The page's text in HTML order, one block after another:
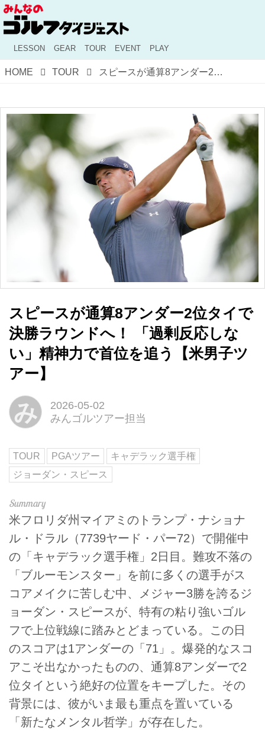
LESSON GEAR TOUR EVENT PLAY
HOME TOUR スピースが通算8アンダー2位タイで決勝ラウンドへ！ 「過剰反応しない」精神力で首位を追う【米男子ツアー】
スピースが通算8アンダー2位タイで
決勝ラウンドへ！ 「過剰反応しな
い」精神力で首位を追う【米男子ツ
アー】
み
2026-05-02
みんゴルツアー担当
TOUR PGAツアー
キャデラック選手権
ジョーダン・スピース
米フロリダ州マイアミのトランプ・ナショナ
ル・ドラル（7739ヤード・パー72）で開催中
の「キャデラック選手権」2日目。難攻不落の
「ブルーモンスター」を前に多くの選手がス
コアメイクに苦しむ中、メジャー3勝を誇るジ
ョーダン・スピースが、特有の粘り強いゴル
フで上位戦線に踏みとどまっている。この日
のスコアは1アンダーの「71」。爆発的なスコ
アこそ出なかったものの、通算8アンダーで2
位タイという絶好の位置をキープした。その
背景には、彼がいま最も重点を置いている
「新たなメンタル哲学」が存在した。